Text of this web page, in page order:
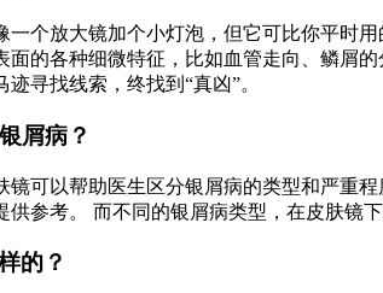
一个放大镜加个小灯泡，但它可比你平时
面的各种细微特征，比如血管走向、鳞屑
寻找线索，终找到“真凶”。
屑病？
镜可以帮助医生区分银屑病的类型和严重
供参考。 而不同的银屑病类型，在皮肤镜
的？